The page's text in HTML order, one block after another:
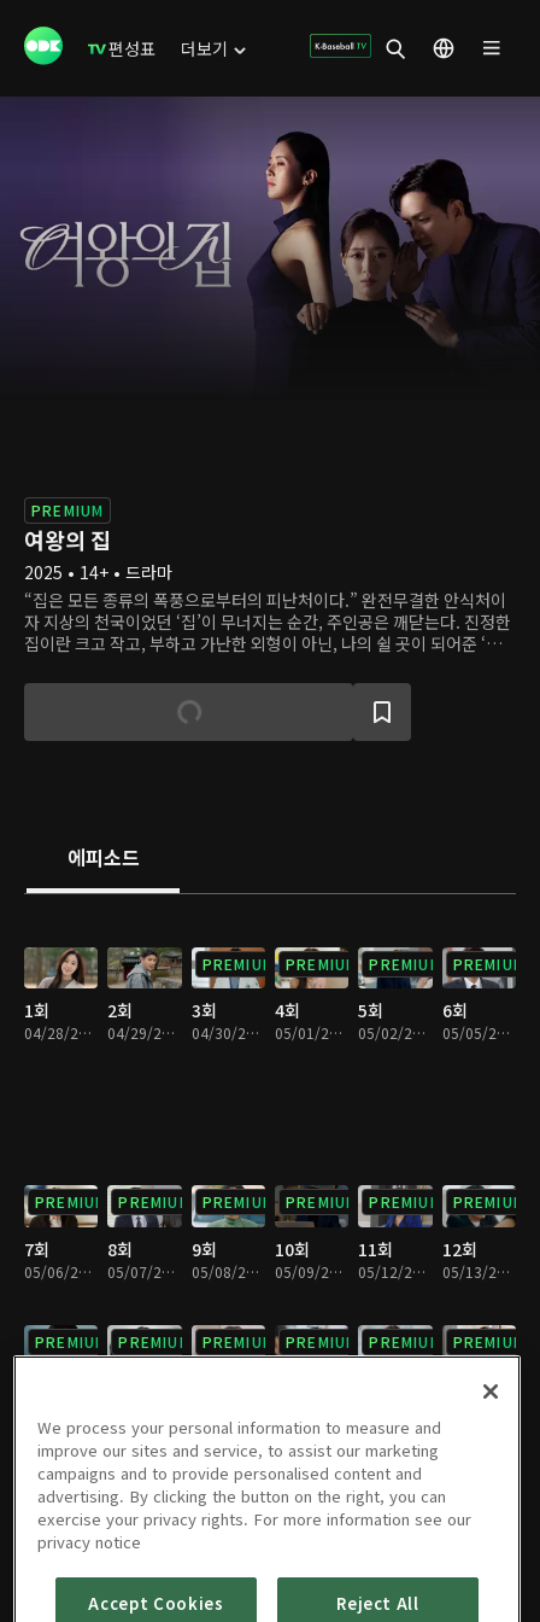
편성표 더보기
PREMIUM
여왕의 집
2025 • 14+ • 드라마
“집은 모든 종류의 폭풍으로부터의 피난처이다.” 완전무결한 안식처이
자 지상의 천국이었던 ‘집’이 무너지는 순간, 주인공은 깨닫는다. 진정한
집이란 크고 작고, 부하고 가난한 외형이 아닌, 나의 쉴 곳이 되어준 ‘사
복수를 통해, 진짜 ‘집’의 의미와 삶의 가치를 묻는다.
에피소드
1회
04/28/2025 • 34분
2회
04/29/2025 • 33분
PREMIUM
3회
04/30/2025 • 35분
PREMIUM
4회
05/01/2025 • 35분
PREMIUM
5회
05/02/2025 • 36분
PREMIUM
6회
05/05/2025 • 33분
PREMIUM
7회
05/06/2025 • 34분
PREMIUM
8회
05/07/2025 • 35분
PREMIUM
9회
05/08/2025 • 36분
PREMIUM
10회
05/09/2025 • 35분
PREMIUM
11회
05/12/2025 • 35분
PREMIUM
12회
05/13/2025 • 35분
PREMIUM PREMIUM PREMIUM PREMIUM PREMIUM PREMIUM
PREMIUM
19회
05/22/2025 • 36분
PREMIUM
20회
PREMIUM
21회
PREMIUM
22회
PREMIUM
23회 24회
We process your personal information to measure and
improve our sites and service, to assist our marketing
campaigns and to provide personalised content and
advertising. By clicking the button on the right, you can
exercise your privacy rights. For more information see our
privacy notice
Accept Cookies Reject All